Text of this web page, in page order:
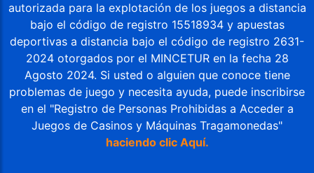
REGÍSTRATE Y RECIBE
autorizada para la explotación de los juegos a distancia
bajo el código de registro 15518934 y apuestas
deportivas a distancia bajo el código de registro 2631-
2024 otorgados por el MINCETUR en la fecha 28
Agosto 2024. Si usted o alguien que conoce tiene
problemas de juego y necesita ayuda, puede inscribirse
en el "Registro de Personas Prohibidas a Acceder a
Juegos de Casinos y Máquinas Tragamonedas"
haciendo clic Aquí.